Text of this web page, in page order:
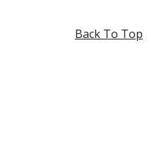
Back To Top